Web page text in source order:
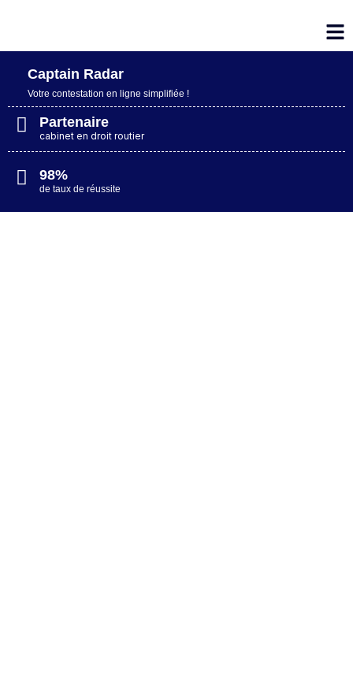
Captain Radar
Votre contestation en ligne simplifiée​ !
98%
de taux de réussite
Partenaire
cabinet en droit routier